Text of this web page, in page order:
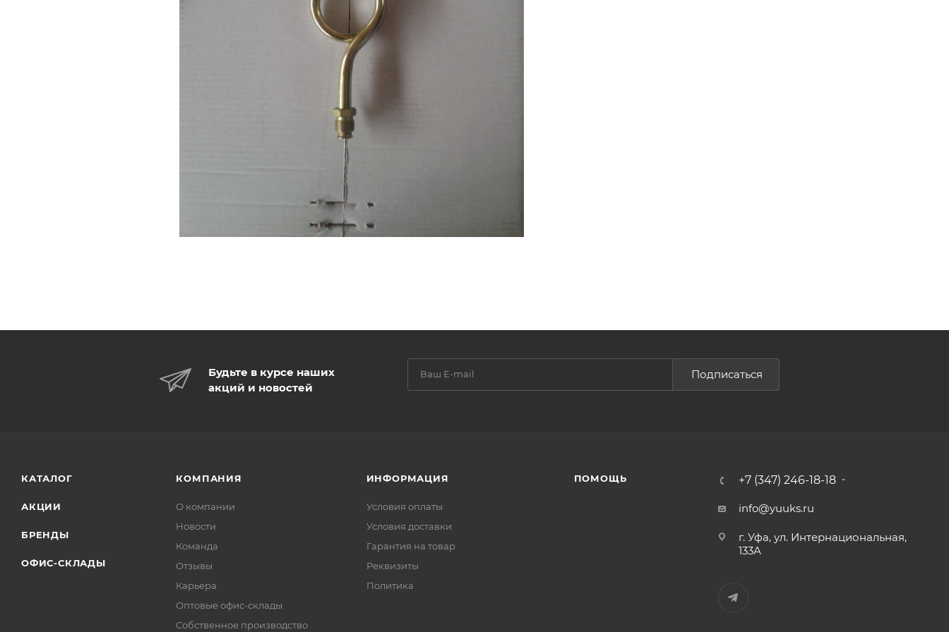
Будьте в курсе наших
акций и новостей
Подписаться
КАТАЛОГ
АКЦИИ
БРЕНДЫ
ОФИС-СКЛАДЫ
КОМПАНИЯ
О компании
Новости
Команда
Отзывы
Карьера
Оптовые офис-склады
Собственное производство
ИНФОРМАЦИЯ
Условия оплаты
Условия доставки
Гарантия на товар
Реквизиты
Политика
ПОМОЩЬ +7 (347) 246-18-18
info@yuuks.ru
г. Уфа, ул. Интернациональная,
133А